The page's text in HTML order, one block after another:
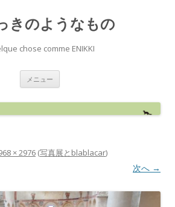
きのようなもの
chose comme ENIKKI
メニュー
ン
へ
プ
× 2976 (写真展とblablacar)
次へ →